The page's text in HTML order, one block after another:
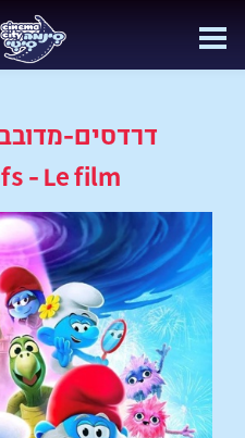
- Le film